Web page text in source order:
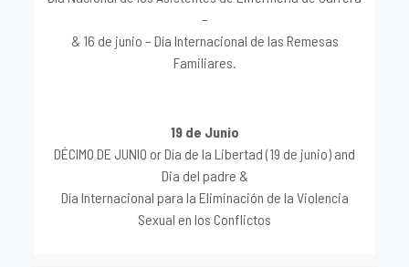
–
& 16 de junio – Día Internacional de las Remesas
Familiares.
19 de Junio
DÉCIMO DE JUNIO or Día de la Libertad (19 de junio) and
Dia del padre &
Día Internacional para la Eliminación de la Violencia
Sexual en los Conflictos